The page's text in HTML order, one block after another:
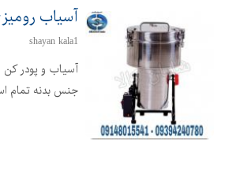
آسیاب
shayan kala1
جنس بدنه تمام